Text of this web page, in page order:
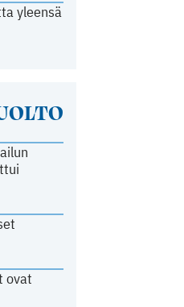
yleensä
ovat